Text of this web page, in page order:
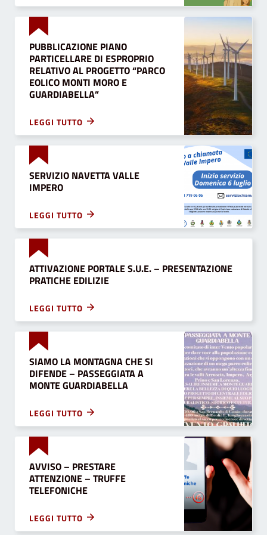
PUBBLICAZIONE PIANO
PARTICELLARE DI ESPROPRIO
RELATIVO AL PROGETTO “PARCO
EOLICO MONTI MORO E
GUARDIABELLA”
LEGGI TUTTO
SERVIZIO NAVETTA VALLE
IMPERO
LEGGI TUTTO
ATTIVAZIONE PORTALE S.U.E. – PRESENTAZIONE
PRATICHE EDILIZIE
LEGGI TUTTO
SIAMO LA MONTAGNA CHE SI
DIFENDE – PASSEGGIATA A
MONTE GUARDIABELLA
LEGGI TUTTO
AVVISO – PRESTARE
ATTENZIONE – TRUFFE
TELEFONICHE
LEGGI TUTTO